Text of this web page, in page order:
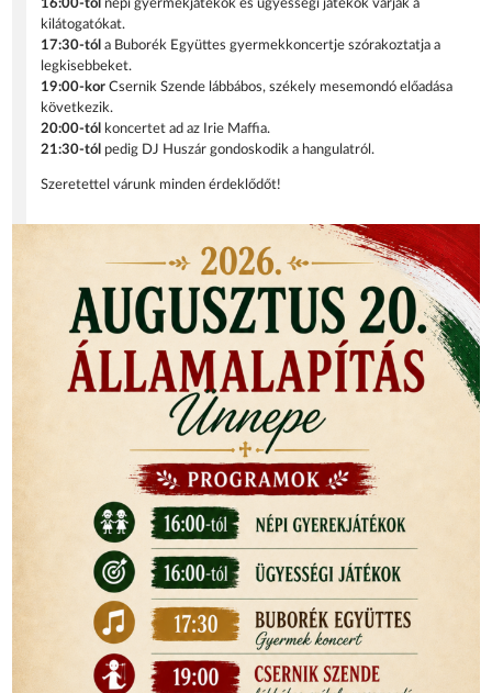
16:00-tól népi gyermekjátékok és ügyességi játékok várják a
kilátogatókat.
17:30-tól a Buborék Együttes gyermekkoncertje szórakoztatja a
legkisebbeket.
19:00-korCsernik Szende lábbábos, székely mesemondó előadása
következik.
20:00-tól
koncertet ad az Irie Maffia.
21:30-tól pedig DJ Huszár gondoskodik a hangulatról.
Szeretettel várunk minden érdeklődőt!